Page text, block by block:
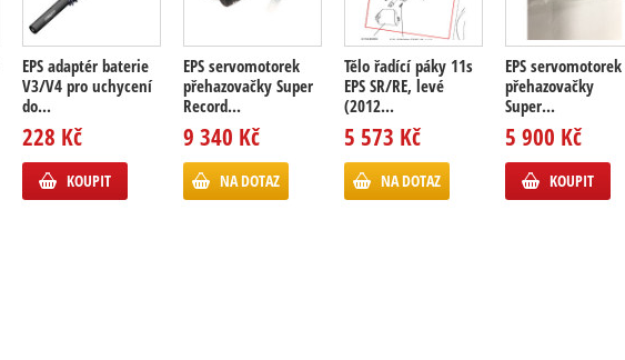
EPS adaptér baterie
V3/V4 pro uchycení
do...
228 Kč
KOUPIT
EPS servomotorek
přehazovačky Super
Record...
9 340 Kč
NA DOTAZ
Tělo řadící páky 11s
EPS SR/RE, levé
(2012...
5 573 Kč
NA DOTAZ
EPS servomotorek
přehazovačky
Super...
5 900 Kč
KOUPIT